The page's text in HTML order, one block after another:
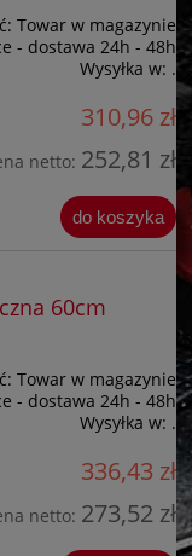
Towar w magazynie
- dostawa 24h - 48h
Wysyłka w: .
310,96 zł
netto: 252,81 zł
do koszyka
60cm
Towar w magazynie
- dostawa 24h - 48h
Wysyłka w: .
336,43 zł
netto: 273,52 zł